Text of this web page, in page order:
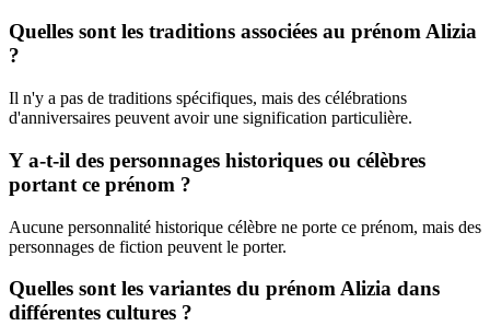
Quelles sont les traditions associées au prénom Alizia
?
Il n'y a pas de traditions spécifiques, mais des célébrations
d'anniversaires peuvent avoir une signification particulière.
Y a-t-il des personnages historiques ou célèbres
portant ce prénom ?
Aucune personnalité historique célèbre ne porte ce prénom, mais des
personnages de fiction peuvent le porter.
Quelles sont les variantes du prénom Alizia dans
différentes cultures ?